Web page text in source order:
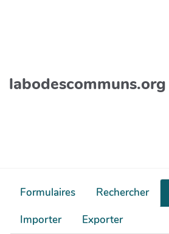
labodescommuns.org
Formulaires Rechercher
Importer
Exporter